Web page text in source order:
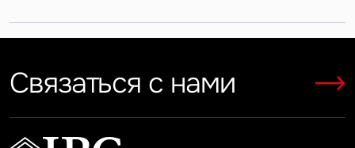
Показать больше
Показать больше
Показать больше
Показать больше
Связаться с нами